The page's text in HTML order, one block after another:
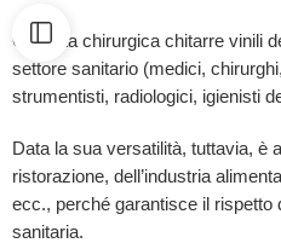
Cuffietta chirurgica chitarre vinili
settore sanitario (medici,
strumentisti, radiologici, igienisti
Data la sua versatilità, tuttavia, è
ristorazione, dell’industria
ecc., perché garantisce il rispetto
sanitaria.